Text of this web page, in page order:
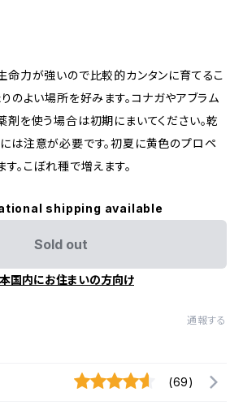
命力が強いので比較的カンタンに育てるこ
のよい場所を好みます。コナガやアブラム
剤を使う場合は初期にまいてください。乾
は注意が必要です。初夏に黄色のプロペ
。こぼれ種で増えます。
shipping available
Sold out
国内にお住まいの方向け
通報する
(69)